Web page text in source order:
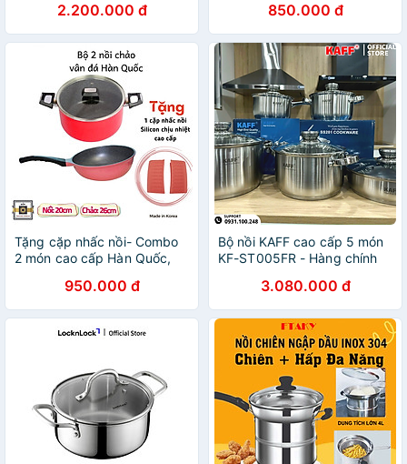
+ chảo sâu lòng 32cm +
chảo vuông 15x20cm đáy
từ/ Induction Seoulcook Hàn
Quốc, dùng được tất cả các
2.200.000 đ
chảo vuông 15x20cm đáy
từ/ Induction Hàn Quốc,
dùng được tất cả các loại
bếp
850.000 đ
Tặng cặp nhấc nồi- Combo
2 món cao cấp Hàn Quốc,
Kimscook size 20 cm và
Chảo đúc chống dính vân đá
Ecoramic sâu lòng 26 cm,
dùng được tất cả các bếp(
950.000 đ
Bộ nồi KAFF cao cấp 5 món
KF-ST005FR - Hàng chính
3.080.000 đ